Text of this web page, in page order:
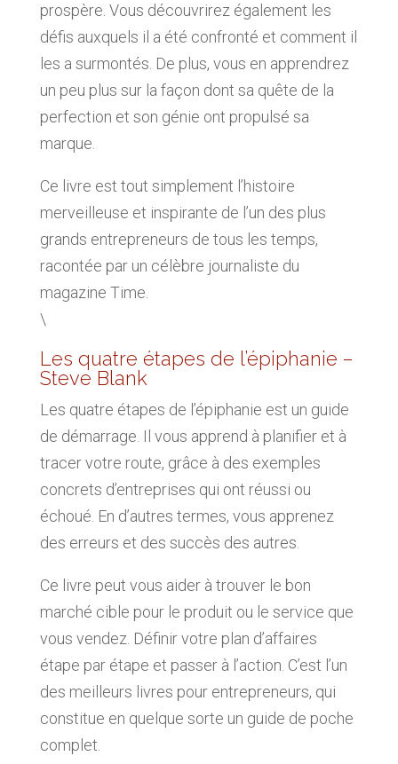
prospère. Vous découvrirez également les
défis auxquels il a été confronté et comment il
les a surmontés. De plus, vous en apprendrez
un peu plus sur la façon dont sa quête de la
perfection et son génie ont propulsé sa
marque.
Ce livre est tout simplement l’histoire
merveilleuse et inspirante de l’un des plus
grands entrepreneurs de tous les temps,
racontée par un célèbre journaliste du
magazine Time.
\
Les quatre étapes de l’épiphanie –
Steve Blank
Les quatre étapes de l’épiphanie est un guide
de démarrage. Il vous apprend à planifier et à
tracer votre route, grâce à des exemples
concrets d’entreprises qui ont réussi ou
échoué. En d’autres termes, vous apprenez
des erreurs et des succès des autres.
Ce livre peut vous aider à trouver le bon
marché cible pour le produit ou le service que
vous vendez. Définir votre plan d’affaires
étape par étape et passer à l’action. C’est l’un
des meilleurs livres pour entrepreneurs, qui
constitue en quelque sorte un guide de poche
complet.